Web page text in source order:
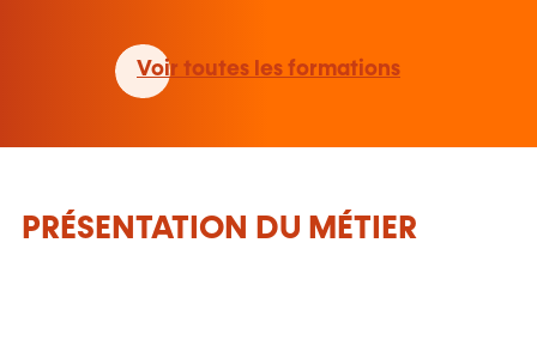
Voir toutes les formations
PRÉSENTATION DU MÉTIER